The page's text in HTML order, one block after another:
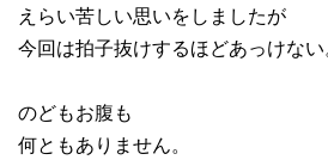
えらい苦しい思いをしましたが
今回は拍子抜けするほどあっけない
のどもお腹も
何ともありません。